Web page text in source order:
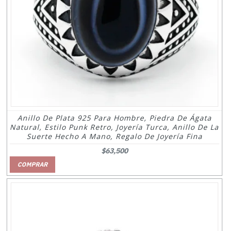
Anillo De Plata 925 Para Hombre, Piedra De Ágata
Natural, Estilo Punk Retro, Joyería Turca, Anillo De La
Suerte Hecho A Mano, Regalo De Joyería Fina
$63,500
COMPRAR